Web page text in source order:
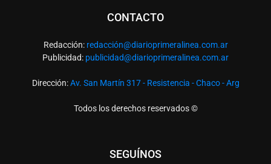
CONTACTO
Redacción: redacción@diarioprimeralinea.com.ar
Publicidad: publicidad@diarioprimeralinea.com.ar
Dirección:Av. San Martín 317 - Resistencia - Chaco - Arg
Todos los derechos reservados ©
SEGUÍNOS